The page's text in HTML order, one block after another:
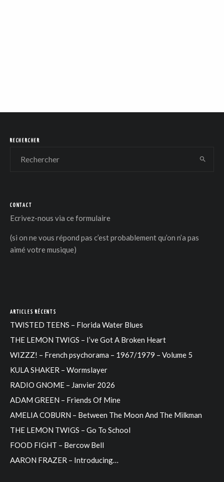
RECHERCHER
CONTACT
Ecrivez-nous via ce formulaire
(si on ne vous répond pas c’est probablement qu’on n’a pas
aimé votre musique)
ARTICLES RÉCENTS
TWISTED TEENS – Florida Water Blues
THE LEMON TWIGS – I’ve Got A Broken Heart
WIZZZ! – French psychorama – 1967/1979 – Volume 5
KULA SHAKER – Wormslayer
RADIO GNOME – Janvier 2026
ADAM GREEN – Friends Of Mine
AMELIA COBURN – Between The Moon And The Milkman
THE LEMON TWIGS – Go To School
FOOD FIGHT – Bercow Bell
AARON FRAZER – Introducing…